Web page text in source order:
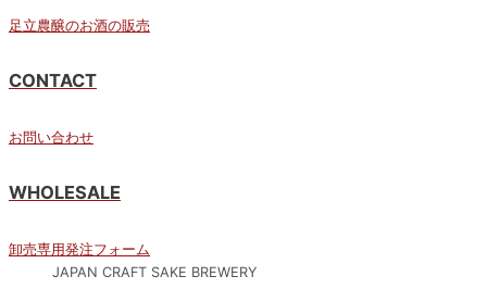
足立農醸のお酒の販売
CONTACT
お問い合わせ
WHOLESALE
卸売専用発注フォーム
JAPAN CRAFT SAKE BREWERY​